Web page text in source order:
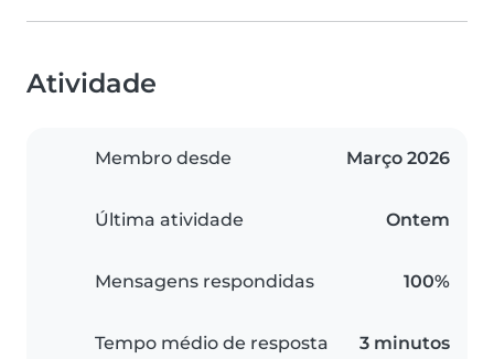
Atividade
Membro desde Março 2026
Última atividade Ontem
Mensagens respondidas 100%
Tempo médio de resposta 3 minutos